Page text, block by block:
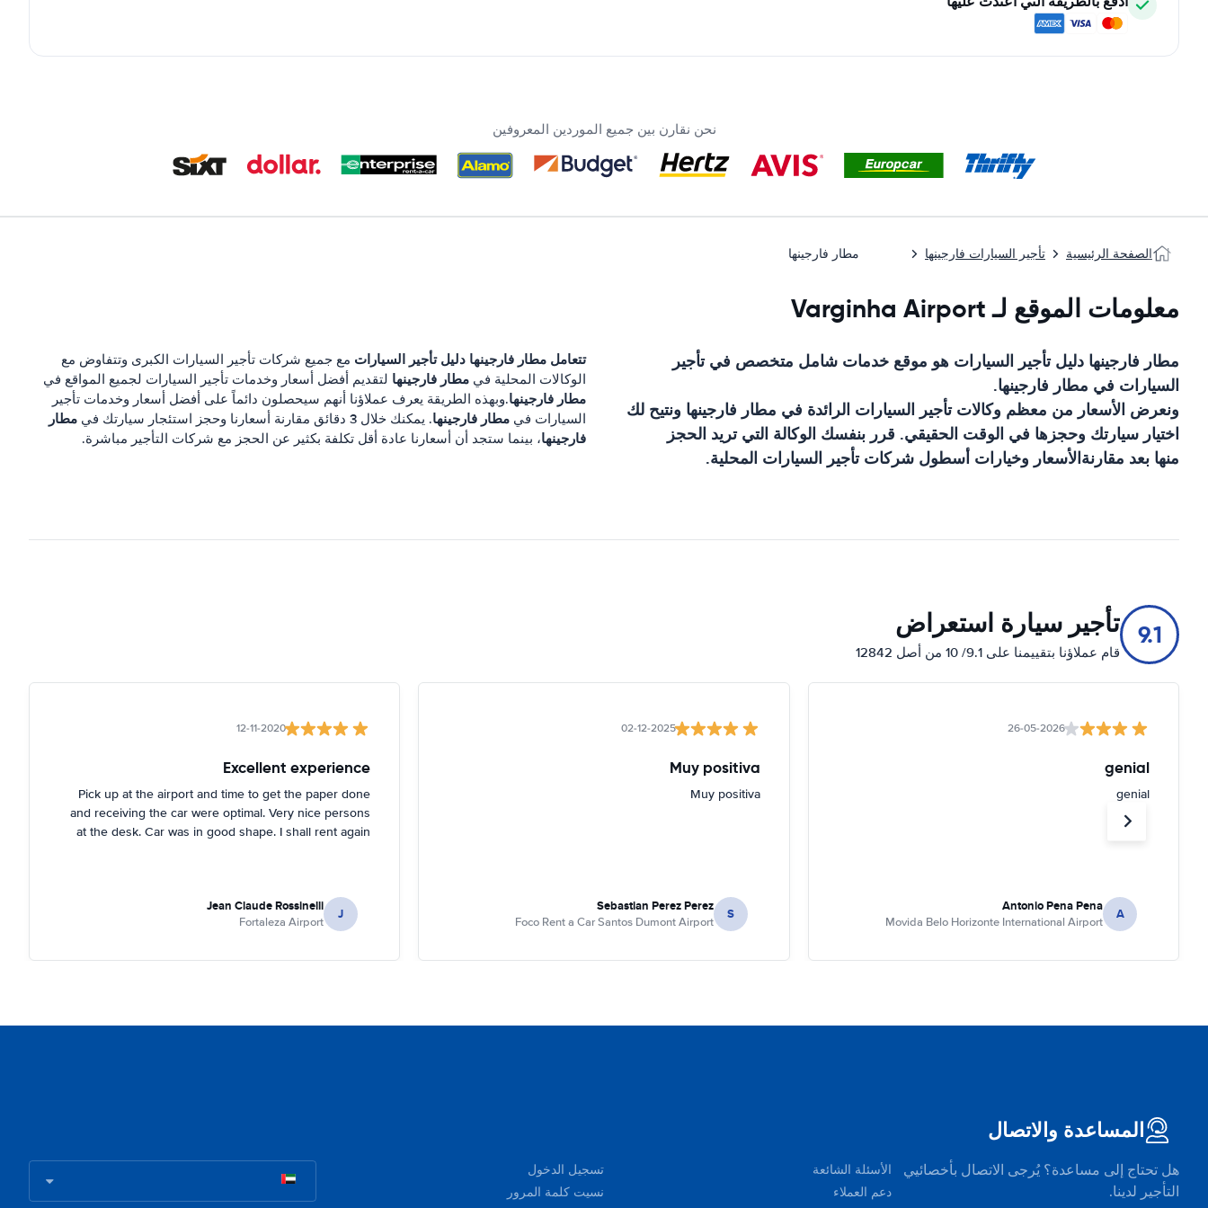
نحن نقارن بين جميع الموردين المعروفين
الصفحة الرئيسية تأجير السيارات فارجينها مطار فارجينها
معلومات الموقع لـ Varginha Airport
مطار فارجينها دليل تأجير السيارات هو موقع خدمات شامل متخصص في تأجير
السيارات في مطار فارجينها.
ونعرض الأسعار من معظم وكالات تأجير السيارات الرائدة في مطار فارجينها ونتيح لك
اختيار سيارتك وحجزها في الوقت الحقيقي. قرر بنفسك الوكالة التي تريد الحجز
منها بعد مقارنةالأسعار وخيارات أسطول شركات تأجير السيارات المحلية.
تتعامل مطار فارجينها دليل تأجير السيارات مع جميع شركات تأجير السيارات الكبرى وتتفاوض مع
الوكالات المحلية في مطار فارجينها لتقديم أفضل أسعار وخدمات تأجير السيارات لجميع المواقع في
مطار فارجينها.وبهذه الطريقة يعرف عملاؤنا أنهم سيحصلون دائماً على أفضل أسعار وخدمات تأجير
السيارات في مطار فارجينها. يمكنك خلال 3 دقائق مقارنة أسعارنا وحجز استئجار سيارتك في
مطار
فارجينها، بينما ستجد أن أسعارنا عادة أقل تكلفة بكثير عن الحجز مع شركات التأجير مباشرة.
9.1 تأجير سيارة استعراض
قام عملاؤنا بتقييمنا على 9.1/ 10 من أصل 12842
26-05-2026
genial
genial
A
Antonio Pena Pena
Movida Belo Horizonte International Airport
02-12-2025
Muy positiva
Muy positiva
S
Sebastian Perez Perez
Foco Rent a Car Santos Dumont Airport
12-11-2020
Excellent experience
Pick up at the airport and time to get the paper done
and receiving the car were optimal. Very nice persons
at the desk. Car was in good shape. I shall rent again
J
Jean Claude Rossinelli
Fortaleza Airport
المساعدة والاتصال
هل تحتاج إلى مساعدة؟ يُرجى الاتصال بأخصائيي
التأجير لدينا.
الأسئلة الشائعة
دعم العملاء
تسجيل الدخول
نسيت كلمة المرور